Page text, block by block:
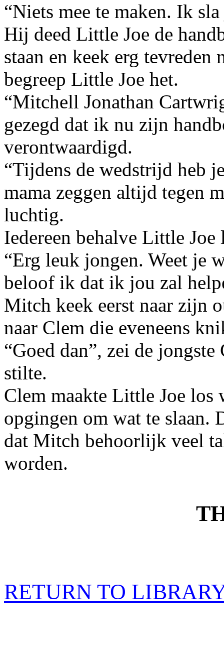
“Niets mee te maken. Ik
Hij deed Little Joe de
staan en keek erg
begreep Little Joe het.
“Mitchell Jonathan
gezegd dat ik nu zijn
verontwaardigd.
“Tijdens de wedstrijd heb
mama zeggen altijd tegen
luchtig.
Iedereen behalve Little Joe
“Erg leuk jongen. Weet je
beloof ik dat ik jou zal
Mitch keek eerst naar zijn
naar Clem die eveneens
“Goed dan”, zei de
stilte.
Clem maakte Little Joe los
opgingen om wat te slaan.
dat Mitch behoorlijk veel
worden.
RETURN TO